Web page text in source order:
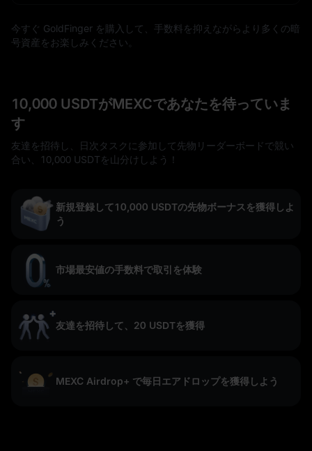
今すぐ GoldFinger を購入して、手数料を抑えながらより多くの暗
号資産をお楽しみください。
10,000 USDTがMEXCであなたを待っていま
す
友達を招待し、日次タスクに参加して先物リーダーボードで競い
合い、10,000 USDTを山分けしよう！
新規登録して10,000 USDTの先物ボーナスを獲得しよ
う
市場最安値の手数料で取引を体験
友達を招待して、20 USDTを獲得
MEXC Airdrop+ で毎日エアドロップを獲得しよう